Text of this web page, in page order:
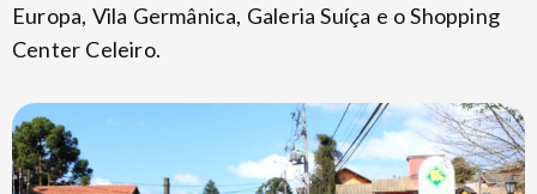
Europa, Vila Germânica, Galeria Suíça e o Shopping
Center Celeiro.